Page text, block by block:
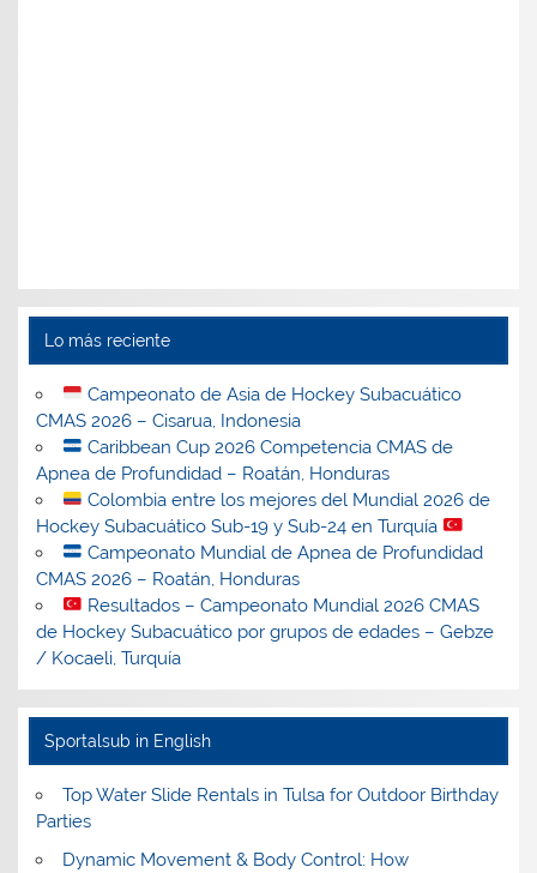
Lo más reciente
Campeonato de Asia de Hockey Subacuático
CMAS 2026 – Cisarua, Indonesia
Caribbean Cup 2026 Competencia CMAS de
Apnea de Profundidad – Roatán, Honduras
Colombia entre los mejores del Mundial 2026 de
Hockey Subacuático Sub-19 y Sub-24 en Turquía
Campeonato Mundial de Apnea de Profundidad
CMAS 2026 – Roatán, Honduras
Resultados – Campeonato Mundial 2026 CMAS
de Hockey Subacuático por grupos de edades – Gebze
/ Kocaeli, Turquía
Sportalsub in English
Top Water Slide Rentals in Tulsa for Outdoor Birthday
Parties
Dynamic Movement & Body Control: How